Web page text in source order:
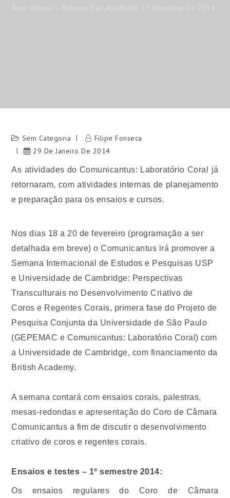
Bem-Vindos! – Retorno Das Atividades 1º Semestre De 2014
Sem Categoria
Filipe Fonseca
29 De Janeiro De 2014
As atividades do Comunicantus: Laboratório Coral já
retornaram, com atividades internas de planejamento
e preparação para os ensaios e cursos.
Nos dias 18 a 20 de fevereiro (programação a ser
detalhada em breve) o Comunicantus irá promover a
Semana Internacional de Estudos e Pesquisas USP
e Universidade de Cambridge: Perspectivas
Transculturais no Desenvolvimento Criativo de
Coros e Regentes Corais, primera fase do Projeto de
Pesquisa Conjunta da Universidade de São Paulo
(GEPEMAC e Comunicantus: Laboratório Coral) com
a Universidade de Cambridge, com financiamento da
British Academy.
A semana contará com ensaios corais, palestras,
mesas-redondas e apresentação do Coro de Câmara
Comunicantus a fim de discutir o desenvolvimento
criativo de coros e regentes corais.
Ensaios e testes – 1º semestre 2014:
Os ensaios regulares do Coro de Câmara